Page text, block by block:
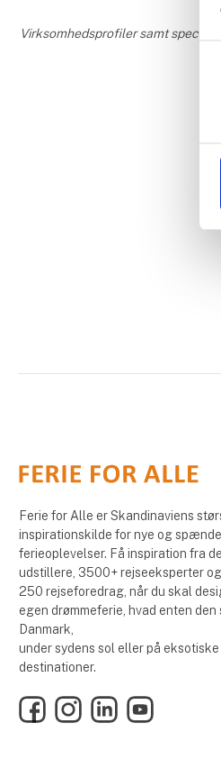
Virksomhedsprofiler samt
Ferie for Alle er Skandinaviens
inspirationskilde for nye og
ferieoplevelser. Få inspiration fra
udstillere, 3500+ rejseeksperter
250 rejseforedrag, når du skal
egen drømmeferie, hvad enten den
Danmark,
under sydens sol eller på eksotiske
destinationer.
FacebookInstagramLinkedInYouTube